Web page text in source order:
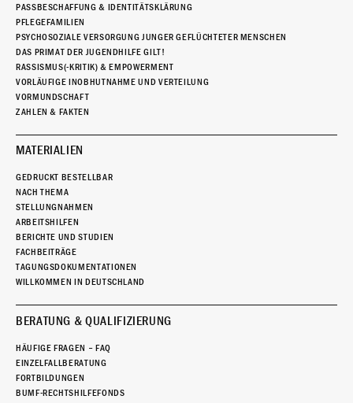
PASSBESCHAFFUNG & IDENTITÄTSKLÄRUNG
PFLEGEFAMILIEN
PSYCHOSOZIALE VERSORGUNG JUNGER GEFLÜCHTETER MENSCHEN
DAS PRIMAT DER JUGENDHILFE GILT!
RASSISMUS(-KRITIK) & EMPOWERMENT
VORLÄUFIGE INOBHUTNAHME UND VERTEILUNG
VORMUNDSCHAFT
ZAHLEN & FAKTEN
MATERIALIEN
GEDRUCKT BESTELLBAR
NACH THEMA
STELLUNGNAHMEN
ARBEITSHILFEN
BERICHTE UND STUDIEN
FACHBEITRÄGE
TAGUNGSDOKUMENTATIONEN
WILLKOMMEN IN DEUTSCHLAND
BERATUNG & QUALIFIZIERUNG
HÄUFIGE FRAGEN – FAQ
EINZELFALLBERATUNG
FORTBILDUNGEN
BUMF-RECHTSHILFEFONDS